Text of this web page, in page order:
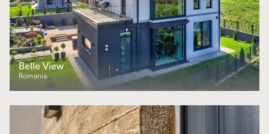
Belle View
Romania